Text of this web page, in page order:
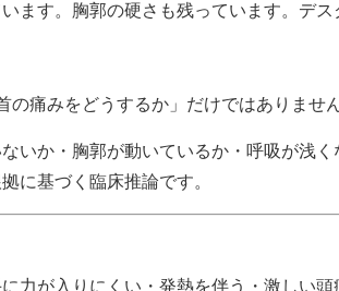
ます。胸郭の硬さも残っています。デ
痛みをどうするか」だけではありませ
いか・胸郭が動いているか・呼吸が浅
に基づく臨床推論です。
力が入りにくい・発熱を伴う・激しい